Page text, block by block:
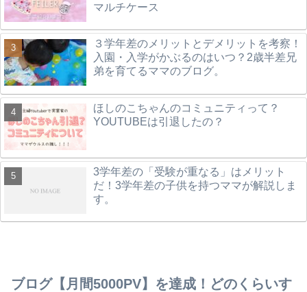
マルチケース
３学年差のメリットとデメリットを考察！
入園・入学がかぶるのはいつ？2歳半差兄
弟を育てるママのブログ。
ほしのこちゃんのコミュニティって？
YOUTUBEは引退したの？
3学年差の「受験が重なる」はメリット
だ！3学年差の子供を持つママが解説しま
す。
ブログ【月間5000PV】を達成！どのくらいす